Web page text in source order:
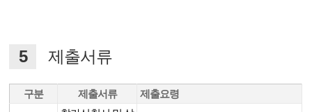
5 제출서류
구분 제출서류
제출요령